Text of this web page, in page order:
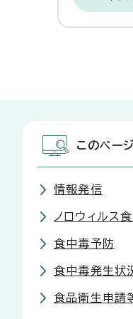
このペー
情報発信
ノロウィルス
食中毒予防
食中毒発生状
食品衛生申請